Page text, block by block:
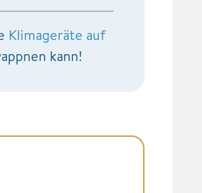
Klimageräte auf
kann!